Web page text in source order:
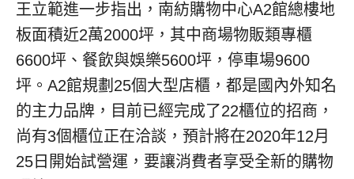
王立範進一步指出，南紡購物中心A2館總樓地
板面積近2萬2000坪，其中商場物販類專櫃
6600坪、餐飲與娛樂5600坪，停車場9600
坪。A2館規劃25個大型店櫃，都是國內外知名
的主力品牌，目前已經完成了22櫃位的招商，
尚有3個櫃位正在洽談，預計將在2020年12月
25日開始試營運，要讓消費者享受全新的購物